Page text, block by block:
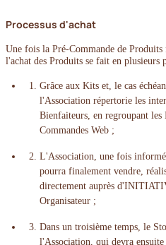
Processus d'achat
Une fois la Pré-Commande de Produits
l'achat des Produits se fait en plusieurs
Grâce aux Kits et, le cas
l'Association répertorie les
Bienfaiteurs, en regroupant les
Commandes Web ;
L'Association, une fois
pourra finalement vendre,
directement auprès
Organisateur ;
Dans un troisième temps, le
l'Association, qui devra